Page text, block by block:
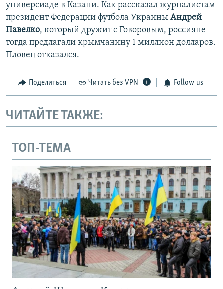
универсиаде в Казани. Как рассказал журналистам
президент Федерации футбола Украины Андрей
Павелко, который дружит с Говоровым, россияне
тогда предлагали крымчанину 1 миллион долларов.
Пловец отказался.
Поделиться Читать без VPN Follow us
ЧИТАЙТЕ ТАКЖЕ:
ТОП-ТЕМА